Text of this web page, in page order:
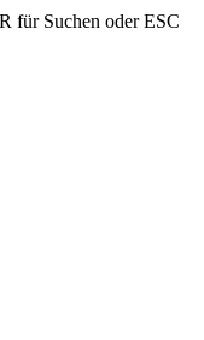
für Suchen oder ESC